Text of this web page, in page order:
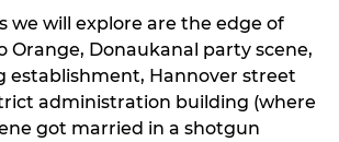
we will explore are the edge of
Orange, Donaukanal party scene,
establishment, Hannover street
administration building (where
got married in a shotgun